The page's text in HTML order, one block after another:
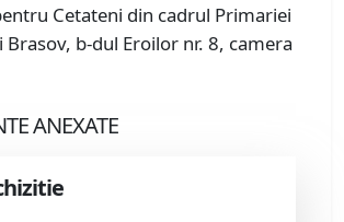
Cetateni din cadrul Primariei
b-dul Eroilor nr. 8, camera
ANEXATE